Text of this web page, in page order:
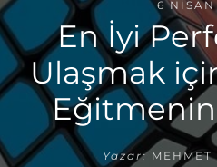
6 NISAN
En İyi
Ulaşmak
Eğitmenin
Yazar: